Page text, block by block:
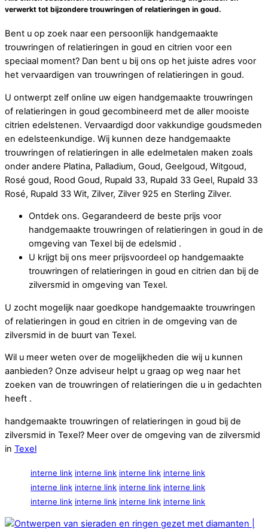
verwerkt tot bijzondere trouwringen of relatieringen in goud.
Bent u op zoek naar een persoonlijk handgemaakte
trouwringen of relatieringen in goud en citrien voor een
speciaal moment? Dan bent u bij ons op het juiste adres voor
het vervaardigen van trouwringen of relatieringen in goud.
U ontwerpt zelf online uw eigen handgemaakte trouwringen
of relatieringen in goud gecombineerd met de aller mooiste
citrien edelstenen. Vervaardigd door vakkundige goudsmeden
en edelsteenkundige. Wij kunnen deze handgemaakte
trouwringen of relatieringen in alle edelmetalen maken zoals
onder andere Platina, Palladium, Goud, Geelgoud, Witgoud,
Rosé goud, Rood Goud, Rupald 33, Rupald 33 Geel, Rupald 33
Rosé, Rupald 33 Wit, Zilver, Zilver 925 en Sterling Zilver.
Ontdek ons. Gegarandeerd de beste prijs voor
handgemaakte trouwringen of relatieringen in goud in de
omgeving van Texel bij de edelsmid .
U krijgt bij ons meer prijsvoordeel op handgemaakte
trouwringen of relatieringen in goud en citrien dan bij de
zilversmid in omgeving van Texel.
U zocht mogelijk naar goedkope handgemaakte trouwringen
of relatieringen in goud en citrien in de omgeving van de
zilversmid in de buurt van Texel.
Wil u meer weten over de mogelijkheden die wij u kunnen
aanbieden? Onze adviseur helpt u graag op weg naar het
zoeken van de trouwringen of relatieringen die u in gedachten
heeft .
handgemaakte trouwringen of relatieringen in goud bij de
zilversmid in Texel? Meer over de omgeving van de zilversmid
in Texel
interne link interne link interne link interne link
interne link interne link interne link interne link
interne link interne link interne link interne link